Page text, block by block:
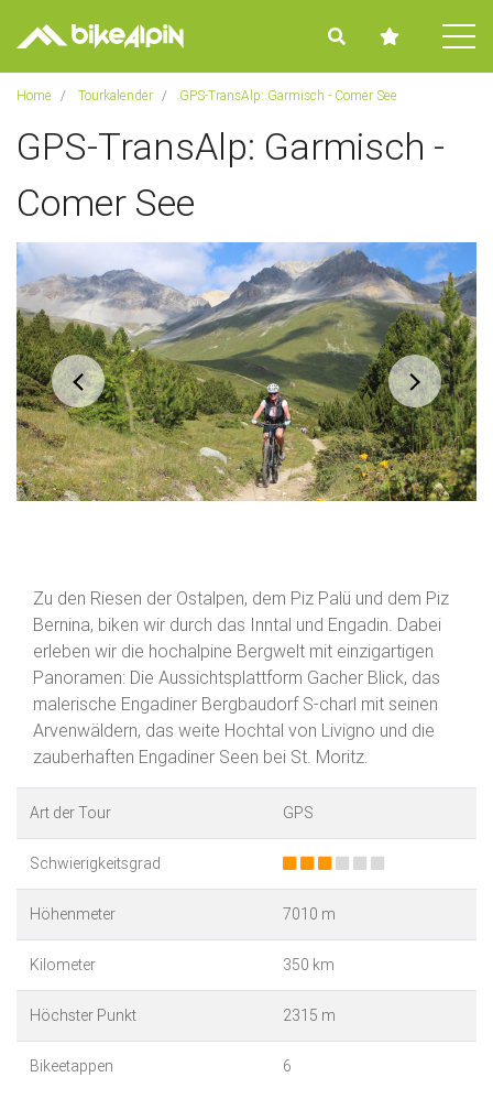
Home Tourkalender GPS-TransAlp: Garmisch - Comer See
GPS-TransAlp: Garmisch -
Comer See
Zu den Riesen der Ostalpen, dem Piz Palü und dem Piz
Bernina, biken wir durch das Inntal und Engadin. Dabei
erleben wir die hochalpine Bergwelt mit einzigartigen
Panoramen: Die Aussichtsplattform Gacher Blick, das
malerische Engadiner Bergbaudorf S-charl mit seinen
Arvenwäldern, das weite Hochtal von Livigno und die
zauberhaften Engadiner Seen bei St. Moritz.
Art der Tour GPS
Schwierigkeitsgrad
Höhenmeter 7010 m
Kilometer 350 km
Höchster Punkt 2315 m
Bikeetappen 6